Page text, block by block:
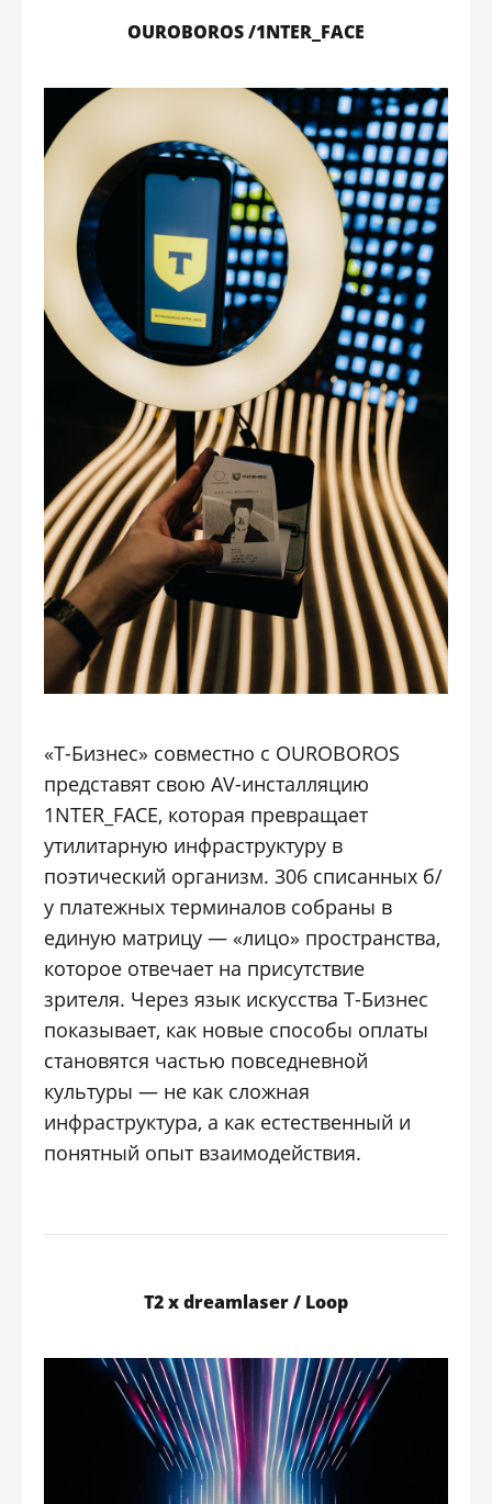
OUROBOROS /1NTER_FACE
«Т-Бизнес» совместно с OUROBOROS
представят свою AV-инсталляцию
1NTER_FACE, которая превращает
утилитарную инфраструктуру в
поэтический организм. 306 списанных б/
у платежных терминалов собраны в
единую матрицу — «лицо» пространства,
которое отвечает на присутствие
зрителя. Через язык искусства Т-Бизнес
показывает, как новые способы оплаты
становятся частью повседневной
культуры — не как сложная
инфраструктура, а как естественный и
понятный опыт взаимодействия.
Т2 x dreamlaser / Loop